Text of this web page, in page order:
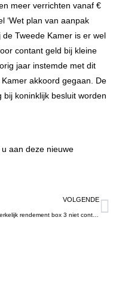
meer verrichten vanaf €
‘Wet plan van aanpak
Tweede Kamer is er wel
contant geld bij kleine
jaar instemde met dit
akkoord gegaan. De
koninklijk besluit worden
aan deze nieuwe
VOLGENDE
Wet werkelijk rendement box 3 niet controversieel verklaard